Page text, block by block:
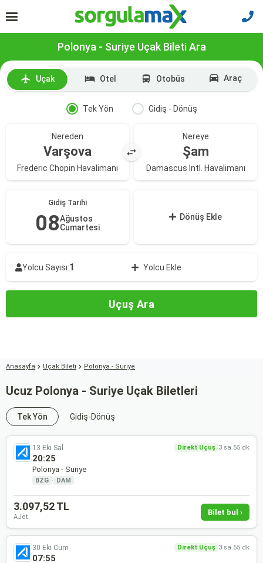
Polonya - Suriye Uçak Bileti Ara
Uçak Otel Otobüs Araç
Tek Yön Gidiş - Dönüş
Nereden
Varşova
Frederic Chopin Havalimanı
Nereye
Şam
Damascus Intl. Havalimanı
Gidiş Tarihi
08Ağustos
Cumartesi
Dönüş Ekle
Yolcu Sayısı:1 Yolcu Ekle
Uçuş Ara
Anasayfa Uçak Bileti Polonya - Suriye
Ucuz Polonya - Suriye Uçak Biletleri
Tek Yön Gidiş-Dönüş
13 Eki Sal Direkt Uçuş 3 sa 55 dk
20:25
Polonya - Suriye
BZG · DAM
3.097,52 TL
AJet
Bilet bul ›
30 Eki Cum Direkt Uçuş 3 sa 55 dk
07:55